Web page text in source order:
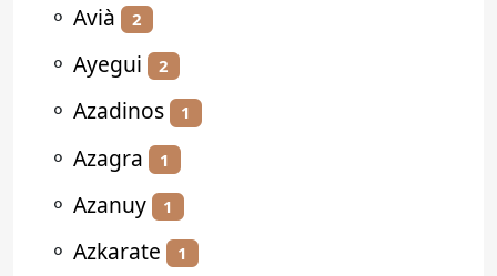
⚬ Avià 2
⚬ Ayegui 2
⚬ Azadinos 1
⚬ Azagra 1
⚬ Azanuy 1
⚬ Azkarate 1